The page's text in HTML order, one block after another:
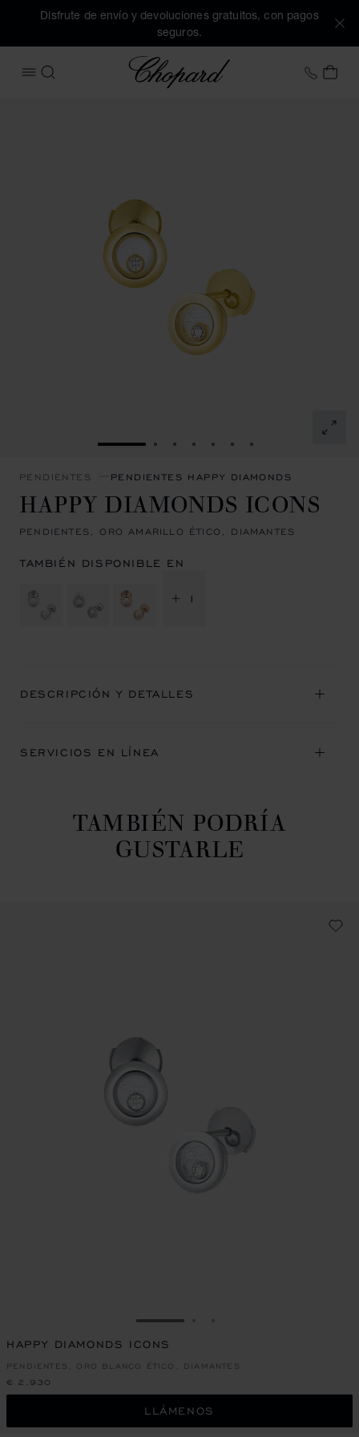
Disfrute de envío y devoluciones gratuitos, con pagos
seguros.
ABRIR MENÚ
BUSCAR
Chopard +34
MI
IR A LA DIAPOSITIVA 1
IR A LA DIAPOSITIVA 2
IR A LA DIAPOSITIVA 3
IR A LA DIAPOSITIVA 4
IR A LA DIAPOSITIVA
IR A LA
IR A LA
PENDIENTES PENDIENTES HAPPY DIAMONDS
HAPPY DIAMONDS ICONS
PENDIENTES, ORO AMARILLO ÉTICO, DIAMANTES
TAMBIÉN DISPONIBLE EN
+ 1
DESCRIPCIÓN Y DETALLES
SERVICIOS EN LÍNEA
TAMBIÉN PODRÍA
GUSTARLE
IR A LA DIAPOSITIVA 1
HAPPY DIAMONDS ICONS
PENDIENTES, ORO BLANCO ÉTICO, DIAMANTES
€ 2,930
LLÁMENOS